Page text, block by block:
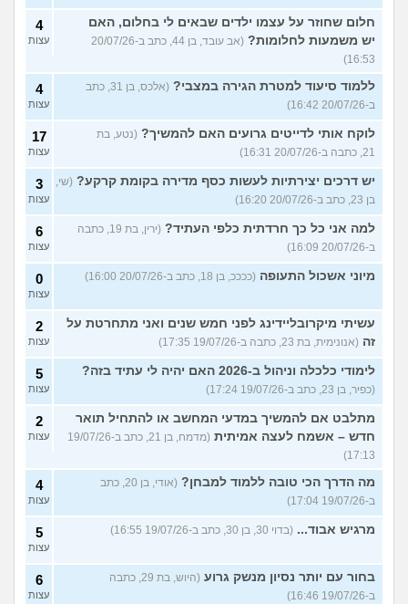
חלום שחוזר על עצמו ילדים שבאים לי בחלום, האם
יש משמעות לחלומות?
(אב עובד, בן 44, כתב ב-20/07/26
16:53)
4
עצות
ללמוד סיעוד למטרת הגירה במצבי?
(אלכס, בן 31, כתב
ב-20/07/26 16:42)
4
עצות
לוקח אותי לדייטים גרועים האם להמשיך? (נטע, בת
21, כתבה ב-20/07/26 16:31)
17
עצות
יש דרכים יצירתיות לעשות כסף מדירה בקומת קרקע? (שי,
בן 23, כתב ב-20/07/26 16:20)
3
עצות
למה אני כל כך חרדתית כלפי העתיד?
(ירין, בת 19, כתבה
ב-20/07/26 16:09)
6
עצות
מיוני אשכול התעופה (ככככ, בן 18, כתב ב-20/07/26 16:00) 0
עצות
עשיתי מיקרובליידינג לפני חמש שנים ואני מתחרטת על
זה (אנונימית, בת 23, כתבה ב-19/07/26 17:35)
2
עצות
לימודי כלכלה וניהול ב-2026 האם יהיה לי עתיד בזה?
(כפיר, בן 23, כתב ב-19/07/26 17:24)
5
עצות
מתלבט אם להמשיך במדעי המחשב או להתחיל תואר
חדש – אשמח לעצה אמיתית
(מדמח, בן 21, כתב ב-19/07/26
17:13)
2
עצות
מה הדרך הכי טובה ללמוד למבחן?
(אודי, בן 20, כתב
ב-19/07/26 17:04)
4
עצות
מרגיש אבוד... (בדוי 30, בן 30, כתב ב-19/07/26 16:55) 5
עצות
בחור עם יותר נסיון מנשק גרוע
(היוש, בת 29, כתבה
ב-19/07/26 16:46)
6
עצות